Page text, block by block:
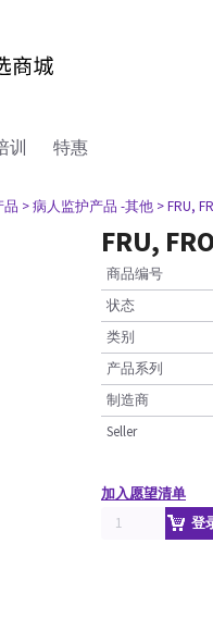
训 特惠
品 > 病人监护产品 -其他 > FRU,
FRU,
商品编号
状态
类别
产品系列
制造商
Seller
加入愿望清单
登